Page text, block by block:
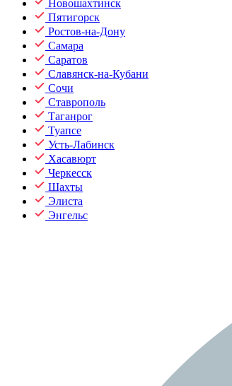
Новошахтинск
Пятигорск
Ростов-на-Дону
Самара
Саратов
Славянск-на-Кубани
Сочи
Ставрополь
Таганрог
Туапсе
Усть-Лабинск
Хасавюрт
Черкесск
Шахты
Элиста
Энгельс